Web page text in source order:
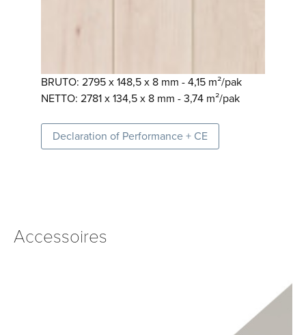
BRUTO: 2795 x 148,5 x 8 mm - 4,15 m²/pak
NETTO: 2781 x 134,5 x 8 mm - 3,74 m²/pak
Declaration of Performance + CE
Accessoires